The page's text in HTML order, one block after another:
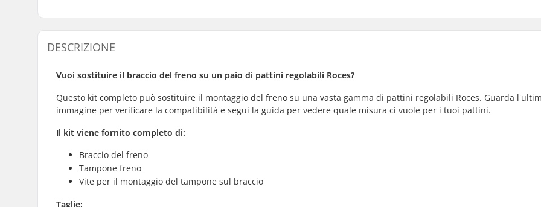
DESCRIZIONE
Vuoi sostituire il braccio del freno su un paio di pattini regolabili Roces?
Questo kit completo può sostituire il montaggio del freno su una vasta gamma di pattini regolabili Roces. Guarda
immagine per verificare la compatibilità e segui la guida per vedere quale misura ci vuole per i tuoi pattini.
Il kit viene fornito completo di:
Braccio del freno
Tampone freno
Vite per il montaggio del tampone sul braccio
Taglie: